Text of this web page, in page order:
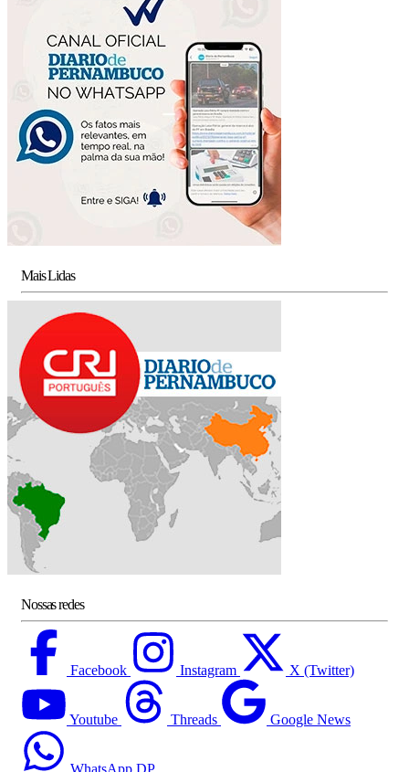
Mais Lidas
Nossas redes
Facebook Instagram X (Twitter)
Youtube Threads Google News
WhatsApp DP